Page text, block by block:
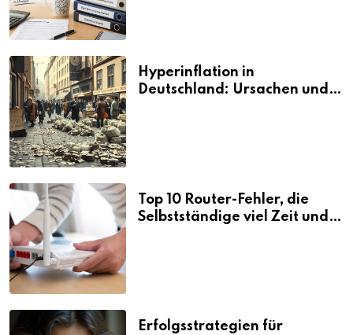
Hyperinflation in
Deutschland: Ursachen und
Top 10 Router-Fehler, die
Selbstständige viel Zeit und
Erfolgsstrategien für